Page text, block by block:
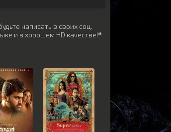
написать в своих соц.
и в хорошем HD качестве!❝